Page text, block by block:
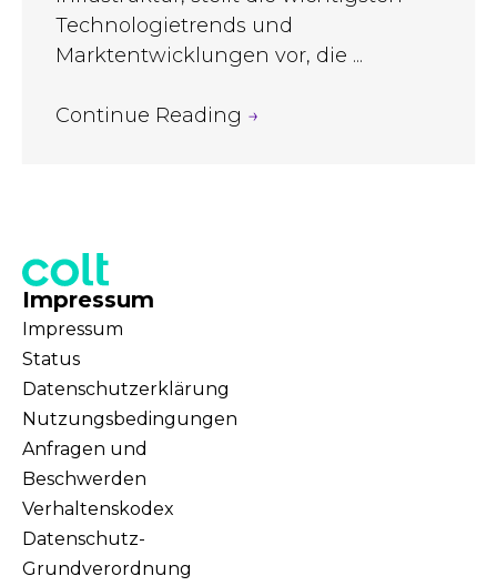
Technologietrends und
Marktentwicklungen vor, die ...
Continue Reading →
Impressum
Impressum
Status
Datenschutzerklärung
Nutzungsbedingungen
Anfragen und
Beschwerden
Verhaltenskodex
Datenschutz-
Grundverordnung